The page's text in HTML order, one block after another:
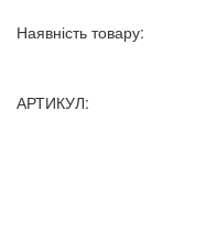
Наявність товару:
АРТИКУЛ: